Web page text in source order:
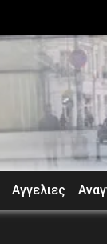
Αγγελιες